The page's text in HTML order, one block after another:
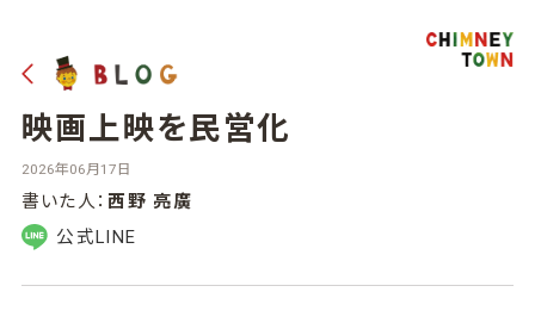
映画上映を民営化
2026年06月17日
書いた人： 西野 亮廣
公式LINE